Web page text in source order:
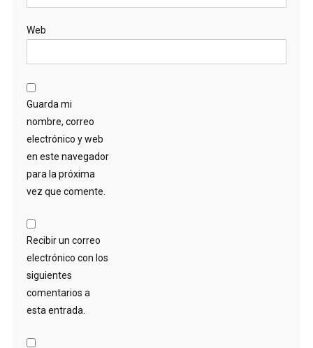
Web
Guarda mi
nombre, correo
electrónico y web
en este navegador
para la próxima
vez que comente.
Recibir un correo
electrónico con los
siguientes
comentarios a
esta entrada.